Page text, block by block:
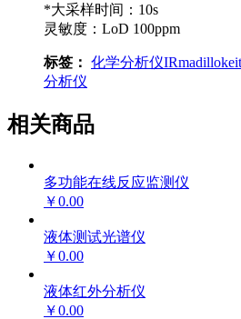
*大采样时间：10s
灵敏度：LoD 100ppm
标签： 化学分析仪IRmadillokeit
分析仪
相关商品
多功能在线反应监测仪
￥0.00
液体测试光谱仪
￥0.00
液体红外分析仪
￥0.00